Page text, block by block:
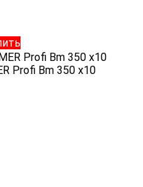
Profi Bm 350 x10